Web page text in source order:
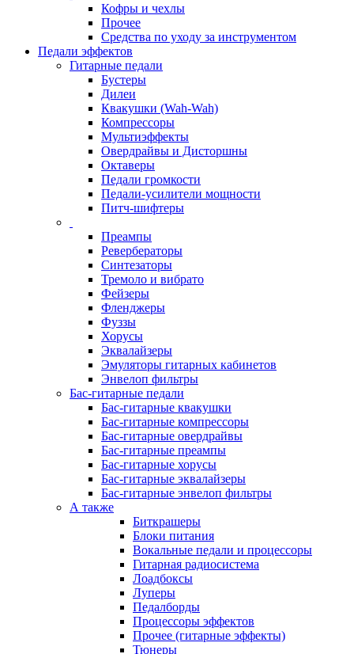
Кофры и чехлы
Прочее
Средства по уходу за инструментом
Педали эффектов
Гитарные педали
Бустеры
Дилеи
Квакушки (Wah-Wah)
Компрессоры
Мультиэффекты
Овердрайвы и Дисторшны
Октаверы
Педали громкости
Педали-усилители мощности
Питч-шифтеры
Преампы
Ревербераторы
Синтезаторы
Тремоло и вибрато
Фейзеры
Фленджеры
Фуззы
Хорусы
Эквалайзеры
Эмуляторы гитарных кабинетов
Энвелоп фильтры
Бас-гитарные педали
Бас-гитарные квакушки
Бас-гитарные компрессоры
Бас-гитарные овердрайвы
Бас-гитарные преампы
Бас-гитарные хорусы
Бас-гитарные эквалайзеры
Бас-гитарные энвелоп фильтры
А также
Биткрашеры
Блоки питания
Вокальные педали и процессоры
Гитарная радиосистема
Лоадбоксы
Луперы
Педалборды
Процессоры эффектов
Прочее (гитарные эффекты)
Тюнеры